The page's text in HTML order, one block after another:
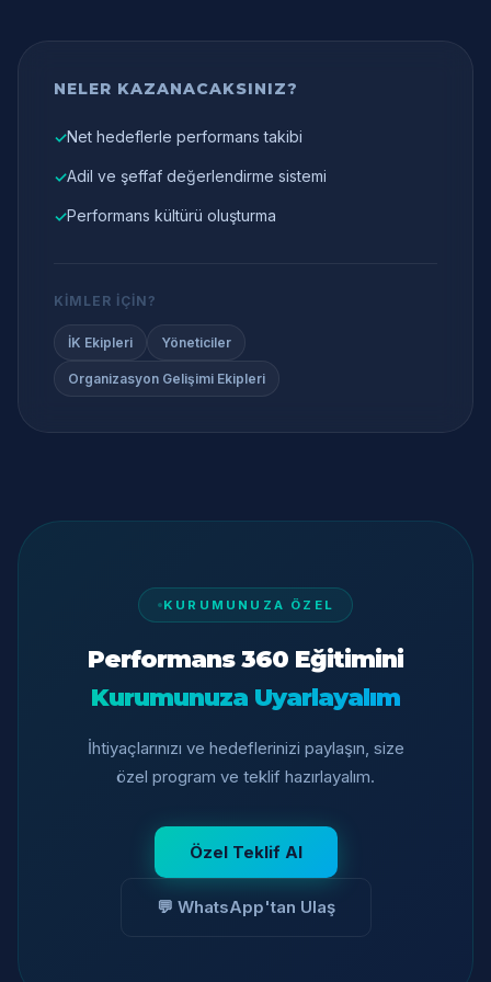
NELER KAZANACAKSINIZ?
✓Net hedeflerle performans takibi
✓Adil ve şeffaf değerlendirme sistemi
✓Performans kültürü oluşturma
KIMLER İÇIN?
İK Ekipleri Yöneticiler
Organizasyon Gelişimi Ekipleri
KURUMUNUZA ÖZEL
Performans 360 Eğitimini
Kurumunuza Uyarlayalım
İhtiyaçlarınızı ve hedeflerinizi paylaşın, size
özel program ve teklif hazırlayalım.
Özel Teklif Al
💬 WhatsApp'tan Ulaş